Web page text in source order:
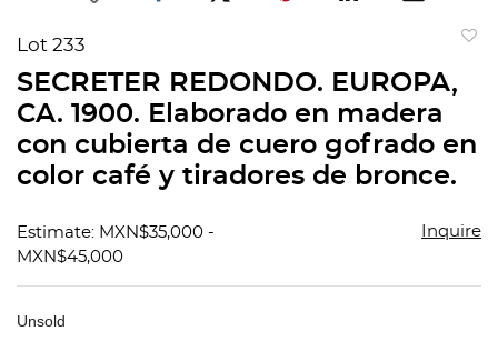
Lot 233
SECRETER REDONDO. EUROPA,
CA. 1900. Elaborado en madera
con cubierta de cuero gofrado en
color café y tiradores de bronce.
Estimate: MXN$35,000 -
MXN$45,000
Inquire
Unsold